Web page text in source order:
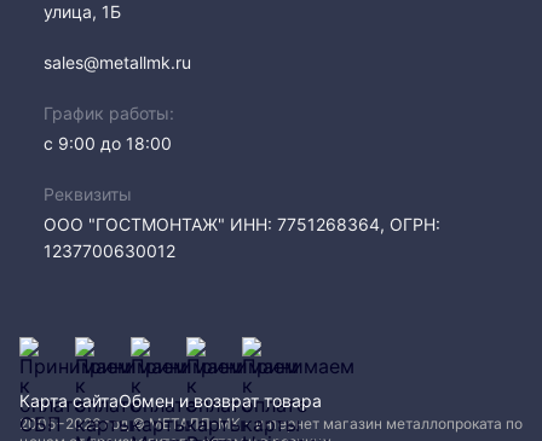
улица, 1Б
sales@metallmk.ru
График работы:
с 9:00 до 18:00
Реквизиты
ООО "ГОСТМОНТАЖ" ИНН: 7751268364, ОГРН:
1237700630012
2005−2026 год © МЕТАЛЛ-МК - интернет магазин металлопроката по
Карта сайтаОбмен и возврат товара